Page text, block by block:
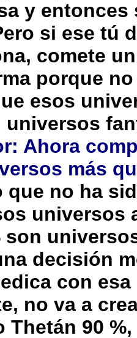
y
si ese tú
comete
porque
esos
universos
Ahora
más
que no ha
universos
son
decisión
con
no va a
Thetán 90